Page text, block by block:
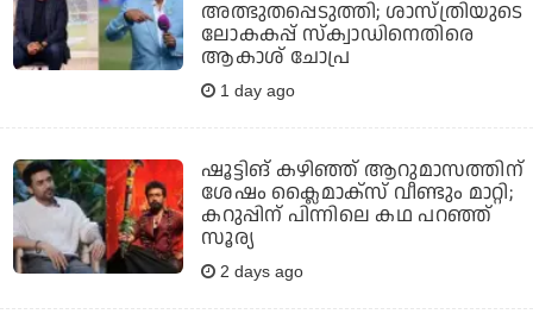
അത്ഭുതപ്പെടുത്തി; ശാസ്ത്രിയുടെ
ലോകകപ്പ് സ്‌ക്വാഡിനെതിരെ
ആകാശ് ചോപ്ര
1 day ago
ഷൂട്ടിങ് കഴിഞ്ഞ് ആറുമാസത്തിന്
ശേഷം ക്ലൈമാക്സ് വീണ്ടും മാറ്റി;
കറുപ്പിന് പിന്നിലെ കഥ പറഞ്ഞ്
സൂര്യ
2 days ago